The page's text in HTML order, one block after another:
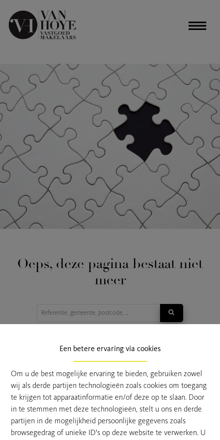
Een betere ervaring via cookies
Om u de best mogelijke ervaring te bieden, gebruiken zowel
wij als derde partijen technologieën zoals cookies om toegang
te krijgen tot apparaatinformatie en/of deze op te slaan. Door
in te stemmen met deze technologieën, stelt u ons en derde
partijen in de mogelijkheid persoonlijke gegevens zoals
browsegedrag of unieke ID's op deze website te verwerken. U
Oeps, deze pagina bestaat niet
meer